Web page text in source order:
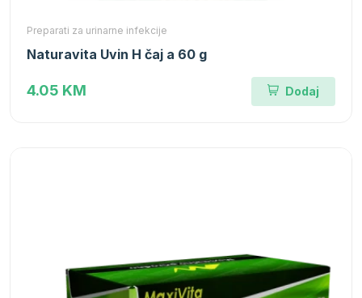
Preparati za urinarne infekcije
Naturavita Uvin H čaj a 60 g
4.05 KM Dodaj